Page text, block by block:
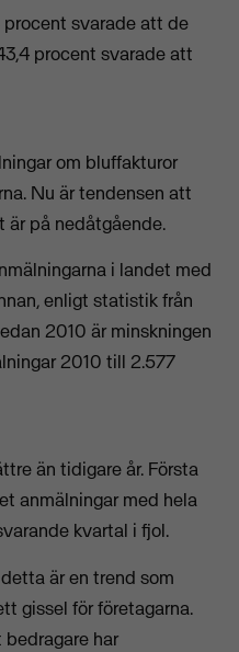
procent svarade att de
procent svarade att
om bluffakturor
Nu är tendensen att
på nedåtgående.
i landet med
enligt statistik från
2010 är minskningen
2010 till 2.577
än tidigare år. Första
anmälningar med hela
kvartal i fjol.
är en trend som
gissel för företagarna.
har